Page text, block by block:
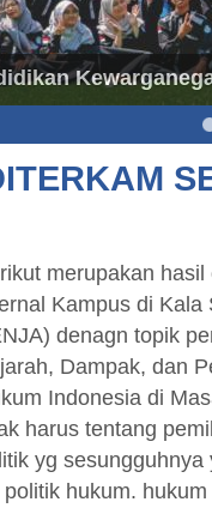
merupakan
Kampus di Kala
denagn topik
Dampak, dan
Indonesia di
harus tentang
yg
hukum.